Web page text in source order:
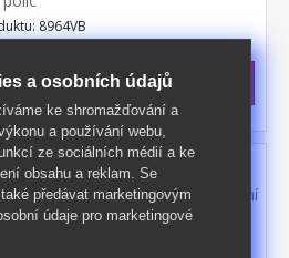
8964VB
s DPH
799 Kč **
dveře RUBI dub/bílá
masiv borovice, barevné provedení
lak 3 police, 2 prosklené
a osobních údajů
ke shromažďování a
a používání webu,
ze sociálních médií a ke
obsahu a reklam. Se
předávat marketingovým
údaje pro marketingové